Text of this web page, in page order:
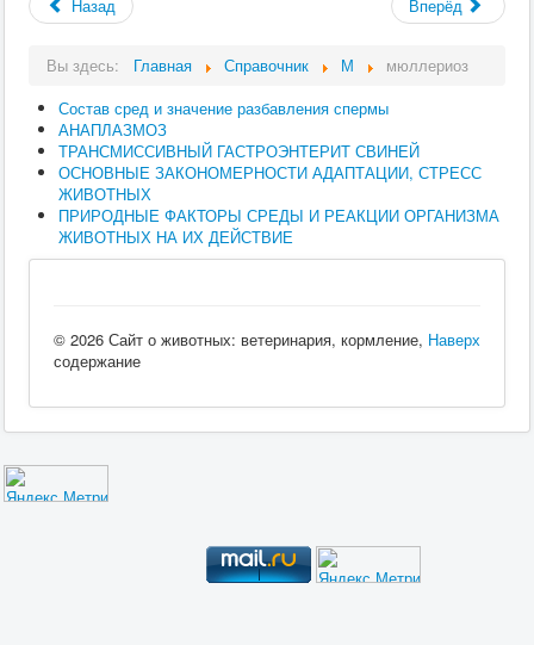
Назад Вперёд
Вы здесь: Главная Справочник М
мюллериоз
Состав сред и значение разбавления спермы
АНАПЛАЗМОЗ
ТРАНСМИССИВНЫЙ ГАСТРОЭНТЕРИТ СВИНЕЙ
ОСНОВНЫЕ ЗАКОНОМЕРНОСТИ АДАПТАЦИИ, СТРЕСС
ЖИВОТНЫХ
ПРИРОДНЫЕ ФАКТОРЫ СРЕДЫ И РЕАКЦИИ ОРГАНИЗМА
ЖИВОТНЫХ НА ИХ ДЕЙСТВИЕ
Наверх
© 2026 Сайт о животных: ветеринария, кормление,
содержание